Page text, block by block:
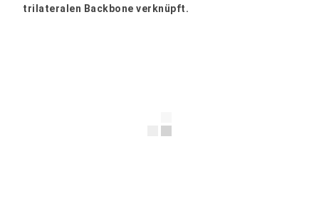
trilateralen Backbone verknüpft.